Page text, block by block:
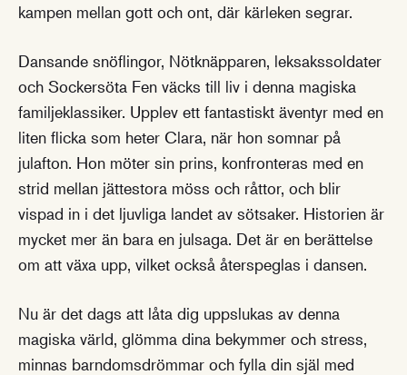
kampen mellan gott och ont, där kärleken segrar.
Dansande snöflingor, Nötknäpparen, leksakssoldater
och Sockersöta Fen väcks till liv i denna magiska
familjeklassiker. Upplev ett fantastiskt äventyr med en
liten flicka som heter Clara, när hon somnar på
julafton. Hon möter sin prins, konfronteras med en
strid mellan jättestora möss och råttor, och blir
vispad in i det ljuvliga landet av sötsaker. Historien är
mycket mer än bara en julsaga. Det är en berättelse
om att växa upp, vilket också återspeglas i dansen.
Nu är det dags att låta dig uppslukas av denna
magiska värld, glömma dina bekymmer och stress,
minnas barndomsdrömmar och fylla din själ med